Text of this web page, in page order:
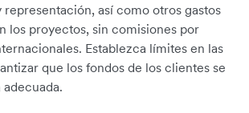
representación, así como otros gastos
los proyectos, sin comisiones por
Establezca límites en las
que los fondos de los clientes se